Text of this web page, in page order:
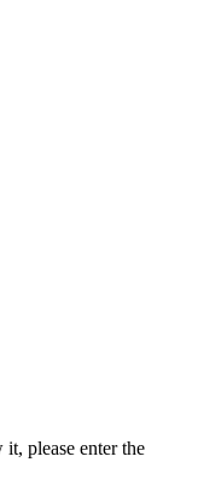
please enter the